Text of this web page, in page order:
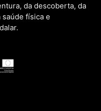
da descoberta, da
física e